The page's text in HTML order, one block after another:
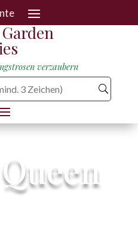
verzaubern